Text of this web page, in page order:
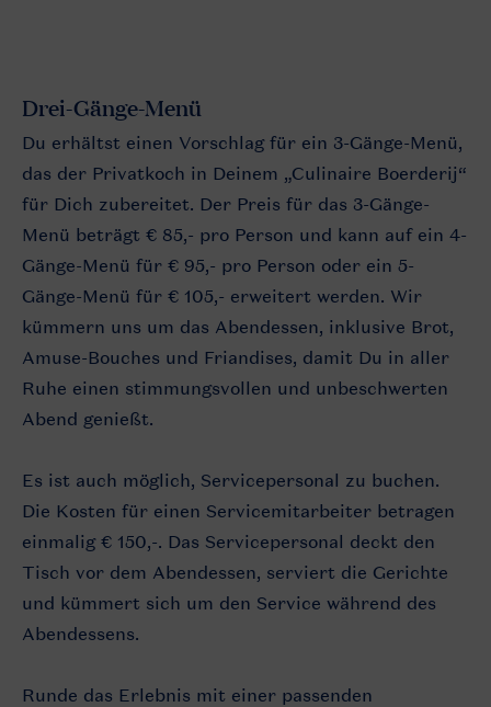
Drei-Gänge-Menü
Du erhältst einen Vorschlag für ein 3-Gänge-Menü,
das der Privatkoch in Deinem „Culinaire Boerderij“
für Dich zubereitet. Der Preis für das 3-Gänge-
Menü beträgt € 85,- pro Person und kann auf ein 4-
Gänge-Menü für € 95,- pro Person oder ein 5-
Gänge-Menü für € 105,- erweitert werden. Wir
kümmern uns um das Abendessen, inklusive Brot,
Amuse-Bouches und Friandises, damit Du in aller
Ruhe einen stimmungsvollen und unbeschwerten
Abend genießt.
Es ist auch möglich, Servicepersonal zu buchen.
Die Kosten für einen Servicemitarbeiter betragen
einmalig € 150,-. Das Servicepersonal deckt den
Tisch vor dem Abendessen, serviert die Gerichte
und kümmert sich um den Service während des
Abendessens.
Runde das Erlebnis mit einer passenden